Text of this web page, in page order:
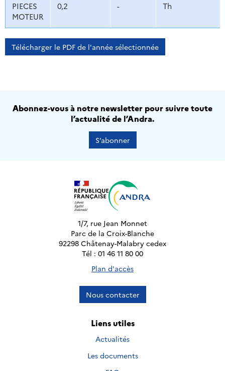
PIECES
MOTEUR
0,2 - Th
Télécharger le PDF de l'année sélectionnée
Abonnez-vous à notre newsletter pour suivre toute
l’actualité de l’Andra.
S’abonner
1/7, rue Jean Monnet
Parc de la Croix-Blanche
92298 Châtenay-Malabry cedex
Tél : 01 46 11 80 00
Plan d'accès
Nous contacter
Liens utiles
Actualités
Les documents